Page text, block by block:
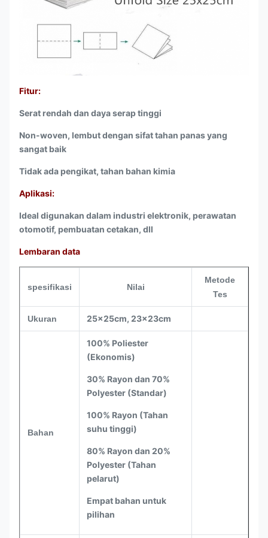
Fitur:
Serat rendah dan daya serap tinggi
Non-woven, lembut dengan sifat tahan panas yang
sangat baik
Tidak ada pengikat, tahan bahan kimia
Aplikasi:
Ideal digunakan dalam industri elektronik, perawatan
otomotif, pembuatan cetakan, dll
Lembaran data
spesifikasi Nilai
Metode
Tes
Ukuran 25x25cm, 23x23cm
Bahan
100% Poliester
(Ekonomis)
30% Rayon dan 70%
Polyester (Standar)
100% Rayon (Tahan
suhu tinggi)
80% Rayon dan 20%
Polyester (Tahan
pelarut)
Empat bahan untuk
pilihan